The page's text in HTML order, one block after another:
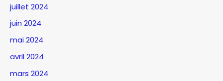
juillet 2024
juin 2024
mai 2024
avril 2024
mars 2024